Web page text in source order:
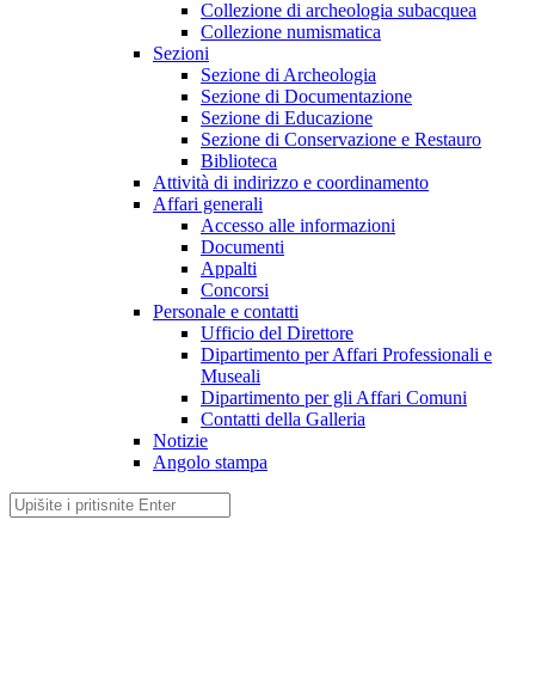
Collezione di archeologia subacquea
Collezione numismatica
Sezioni
Sezione di Archeologia
Sezione di Documentazione
Sezione di Educazione
Sezione di Conservazione e Restauro
Biblioteca
Attività di indirizzo e coordinamento
Affari generali
Accesso alle informazioni
Documenti
Appalti
Concorsi
Personale e contatti
Ufficio del Direttore
Dipartimento per Affari Professionali e
Museali
Dipartimento per gli Affari Comuni
Contatti della Galleria
Notizie
Angolo stampa